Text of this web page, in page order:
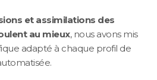
et assimilations des
au mieux, nous avons mis
adapté à chaque profil de